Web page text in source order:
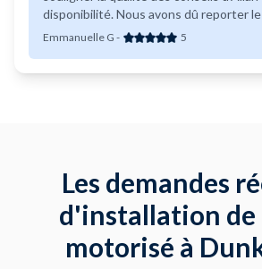
disponibilité. Nous avons dû reporter
deux fois en raison de problèmes de
Emmanuelle G - 5
Les demandes
d'installation
motorisé à